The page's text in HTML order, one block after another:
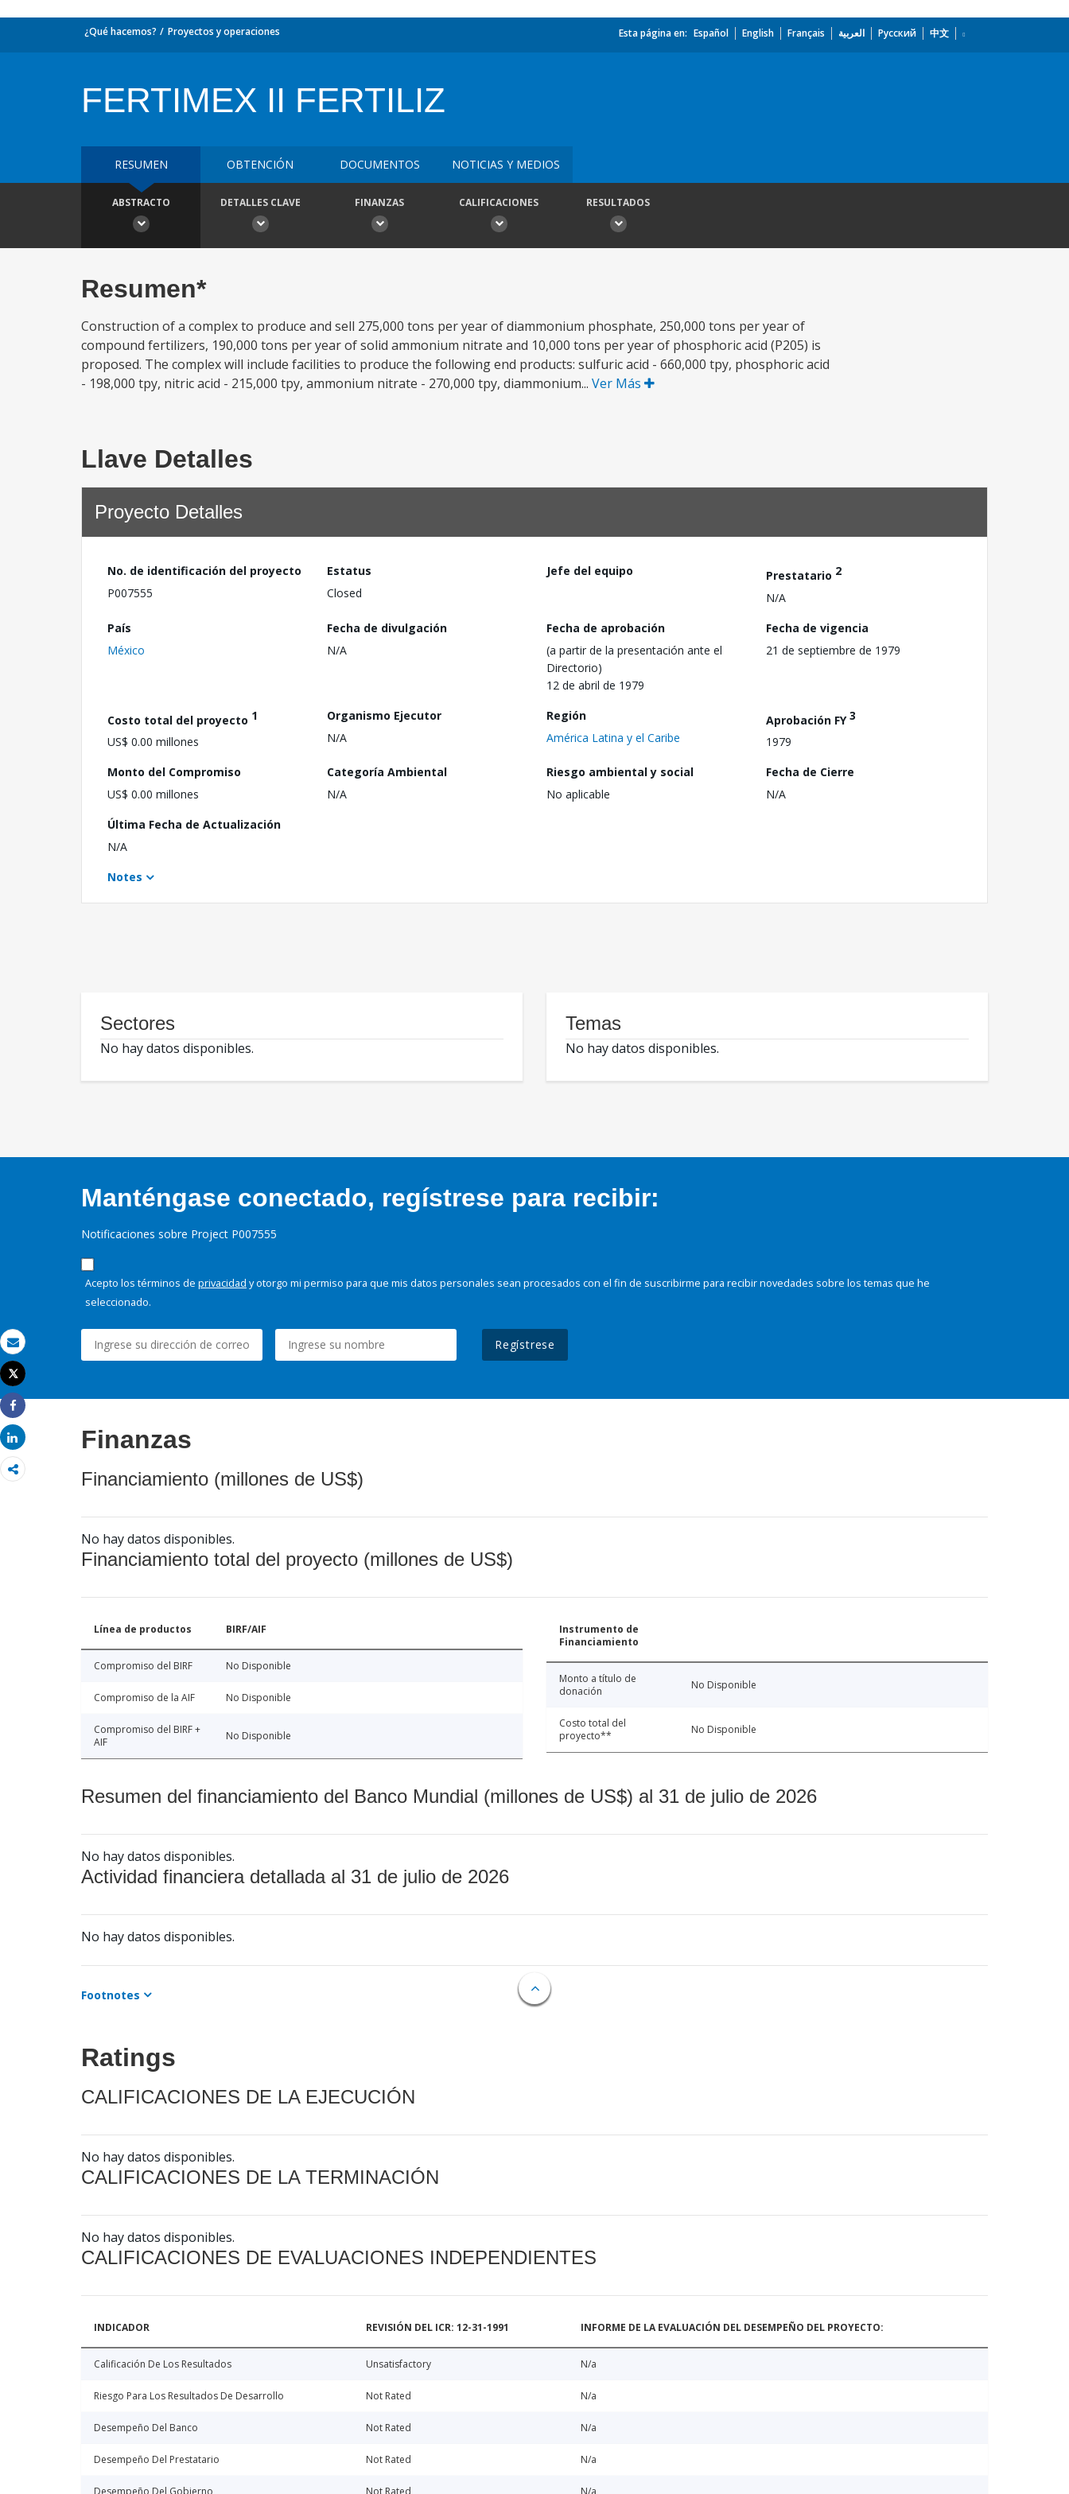
Correo electrónico
Imprimir
Tweet
Share
Share
¿Qué hacemos? Proyectos y operaciones Esta página en: Español English Français العربية Русский 中文
FERTIMEX II FERTILIZ
RESUMEN OBTENCIÓN DOCUMENTOS NOTICIAS Y MEDIOS
ABSTRACTO DETALLES CLAVE FINANZAS CALIFICACIONES RESULTADOS
Resumen*
Construction of a complex to produce and sell 275,000 tons per year of diammonium phosphate, 250,000 tons per year of
compound fertilizers, 190,000 tons per year of solid ammonium nitrate and 10,000 tons per year of phosphoric acid (P205) is
proposed. The complex will include facilities to produce the following end products: sulfuric acid - 660,000 tpy, phosphoric acid
- 198,000 tpy, nitric acid - 215,000 tpy, ammonium nitrate - 270,000 tpy, diammonium... Ver Más
Llave Detalles
Proyecto Detalles
No. de identificación del proyecto
P007555
Estatus
Closed
Jefe del equipo Prestatario 2
N/A
País
México
Fecha de divulgación
N/A
Fecha de aprobación
(a partir de la presentación ante el
Directorio)
12 de abril de 1979
Fecha de vigencia
21 de septiembre de 1979
Costo total del proyecto 1
US$ 0.00 millones
Organismo Ejecutor
N/A
Región
América Latina y el Caribe
Aprobación FY3
1979
Monto del Compromiso
US$ 0.00 millones
Categoría Ambiental
N/A
Riesgo ambiental y social
No aplicable
Fecha de Cierre
N/A
Última Fecha de Actualización
N/A
Notes
Sectores
No hay datos disponibles.
Temas
No hay datos disponibles.
Manténgase conectado, regístrese para recibir:
Notificaciones sobre Project P007555
Acepto los términos de privacidad y otorgo mi permiso para que mis datos personales sean procesados con el fin de suscribirme para recibir novedades sobre los temas que he
seleccionado.
Regístrese
Finanzas
Financiamiento (millones de US$)
No hay datos disponibles.
Financiamiento total del proyecto (millones de US$)
Línea de productos BIRF/AIF
Compromiso del BIRF No Disponible
Compromiso de la AIF No Disponible
Compromiso del BIRF +
AIF
No Disponible
Instrumento de
Financiamiento
Monto a título de
donación
No Disponible
Costo total del
proyecto**
No Disponible
Resumen del financiamiento del Banco Mundial (millones de US$) al 31 de julio de 2026
No hay datos disponibles.
Actividad financiera detallada al 31 de julio de 2026
No hay datos disponibles.
Footnotes
Ratings
CALIFICACIONES DE LA EJECUCIÓN
No hay datos disponibles.
CALIFICACIONES DE LA TERMINACIÓN
No hay datos disponibles.
CALIFICACIONES DE EVALUACIONES INDEPENDIENTES
INDICADOR REVISIÓN DEL ICR: 12-31-1991 INFORME DE LA EVALUACIÓN DEL DESEMPEÑO DEL PROYECTO:
Calificación De Los Resultados Unsatisfactory N/a
Riesgo Para Los Resultados De Desarrollo Not Rated N/a
Desempeño Del Banco Not Rated N/a
Desempeño Del Prestatario Not Rated N/a